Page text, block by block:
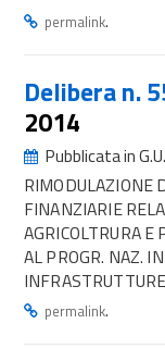
permalink.
Delibera n.
2014
Pubblicata in
RIMODULAZIONE
FINANZIARIE
AGRICOLTRURA E
AL PROGR. NAZ.
permalink.